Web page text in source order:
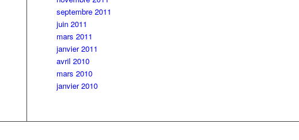
septembre 2011
juin 2011
mars 2011
janvier 2011
avril 2010
mars 2010
janvier 2010